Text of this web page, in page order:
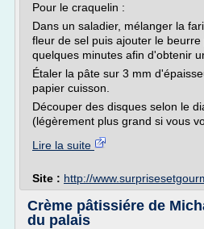
Pour le craquelin :
Dans un saladier, mélanger la
fleur de sel puis ajouter le
quelques minutes afin d'obtenir
Étaler la pâte sur 3 mm
papier cuisson.
Découper des disques selon le
(légèrement plus grand si vous
Lire la suite
Site : http://
Crème pâtissiére de
du palais